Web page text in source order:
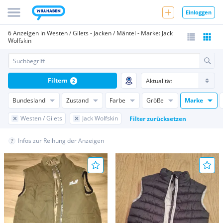
Einloggen
6 Anzeigen in Westen / Gilets - Jacken / Mäntel - Marke: Jack
Wolfskin
Bundesland Zustand Farbe Größe Marke
Westen / Gilets Jack Wolfskin Filter zurücksetzen
Filtern 2
Infos zur Reihung der Anzeigen